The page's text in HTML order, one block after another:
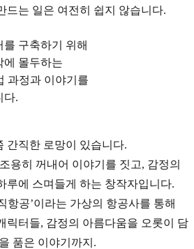
드는 일은 여전히 쉽지 않습니다.
구축하기 위해
에 몰두하는
과정과 이야기를
다.
간직한 로망이 있습니다.
용히 꺼내어 이야기를 짓고, 감정의
루에 스며들게 하는 창작자입니다.
항공’이라는 가상의 항공사를 통해
릭터들, 감정의 아름다움을 오롯이 담
품은 이야기까지.